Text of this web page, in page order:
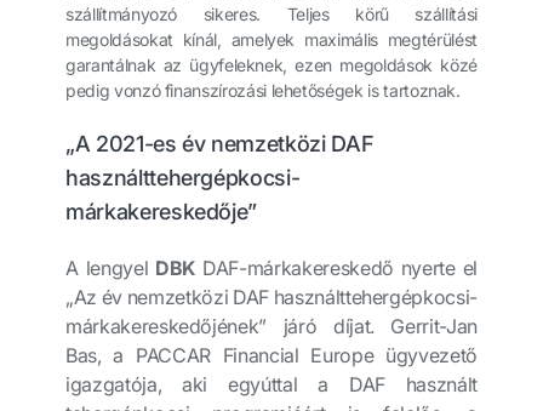
szállítmányozó sikeres. Teljes körű szállítási
megoldásokat kínál, amelyek maximális megtérülést
garantálnak az ügyfeleknek, ezen megoldások közé
pedig vonzó finanszírozási lehetőségek is tartoznak.
„A 2021-es év nemzetközi DAF
használttehergépkocsi-
márkakereskedője”
A lengyel DBK DAF-márkakereskedő nyerte el
„Az év nemzetközi DAF használttehergépkocsi-
márkakereskedőjének” járó díjat. Gerrit-Jan
Bas, a PACCAR Financial Europe ügyvezető
igazgatója, aki egyúttal a DAF használt